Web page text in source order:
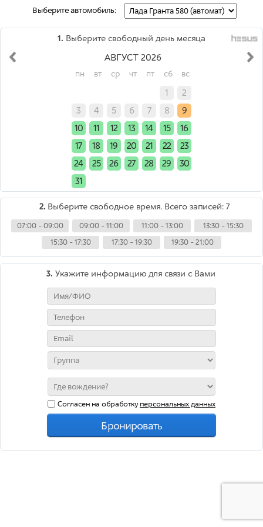
Выберите автомобиль:
1. Выберите свободный день месяца
АВГУСТ 2026
пн вт ср чт пт сб вс
1
2
3
4 5 6 7 8
9
10
11 12 13 14 15
16
17
18 19 20 21 22
23
24
25 26 27 28 29
30
31
2. Выберите свободное время. Всего записей: 7
07:00 - 09:00 09:00 - 11:00 11:00 - 13:00
13:30 - 15:30
15:30 - 17:30
17:30 - 19:30 19:30 - 21:00
3. Укажите информацию для связи с Вами
Согласен на обработкуперсональных данных